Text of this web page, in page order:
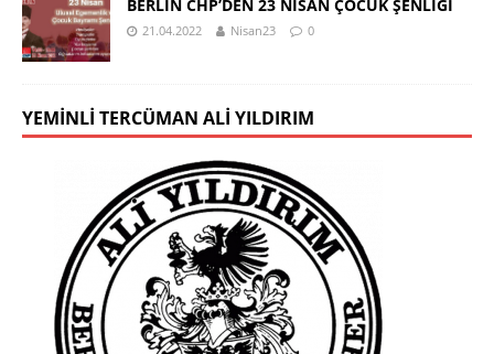
BERLİN CHP’DEN 23 NİSAN ÇOCUK ŞENLİĞİ
21.04.2022 Nisan23 0
YEMINLI TERCÜMAN ALI YILDIRIM